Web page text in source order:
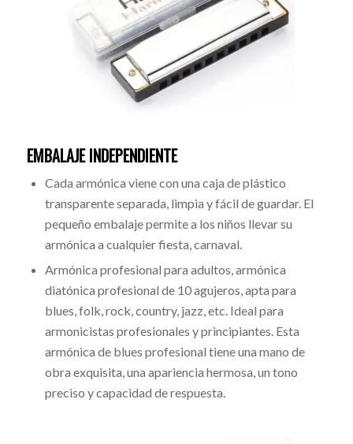
EMBALAJE INDEPENDIENTE
Cada armónica viene con una caja de plástico
transparente separada, limpia y fácil de guardar. El
pequeño embalaje permite a los niños llevar su
armónica a cualquier fiesta, carnaval.
Armónica profesional para adultos, armónica
diatónica profesional de 10 agujeros, apta para
blues, folk, rock, country, jazz, etc. Ideal para
armonicistas profesionales y principiantes. Esta
armónica de blues profesional tiene una mano de
obra exquisita, una apariencia hermosa, un tono
preciso y capacidad de respuesta.